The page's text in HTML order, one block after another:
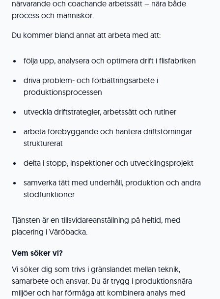
närvarande och coachande arbetssätt – nära både
process och människor.
Du kommer bland annat att arbeta med att:
följa upp, analysera och optimera drift i flisfabriken
driva problem‑ och förbättringsarbete i
produktionsprocessen
utveckla driftstrategier, arbetssätt och rutiner
arbeta förebyggande och hantera driftstörningar
strukturerat
delta i stopp, inspektioner och utvecklingsprojekt
samverka tätt med underhåll, produktion och andra
stödfunktioner
Tjänsten är en tillsvidareanställning på heltid, med
placering i Väröbacka.
Vem söker vi?
Vi söker dig som trivs i gränslandet mellan teknik,
samarbete och ansvar. Du är trygg i produktionsnära
miljöer och har förmåga att kombinera analys med